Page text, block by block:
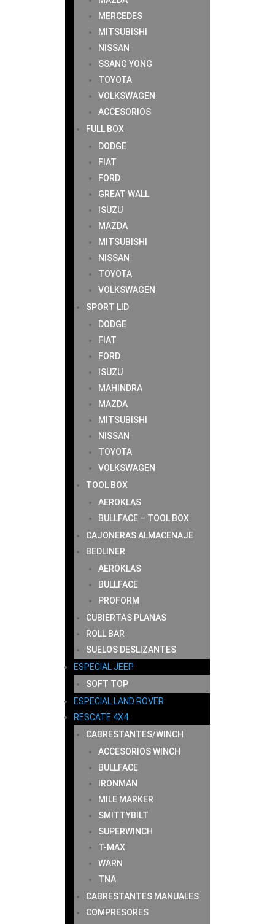
MERCEDES
MITSUBISHI
NISSAN
SSANG YONG
TOYOTA
VOLKSWAGEN
ACCESORIOS
FULL BOX
DODGE
FIAT
FORD
GREAT WALL
ISUZU
MAZDA
MITSUBISHI
NISSAN
TOYOTA
VOLKSWAGEN
SPORT LID
DODGE
FIAT
FORD
ISUZU
MAHINDRA
MAZDA
MITSUBISHI
NISSAN
TOYOTA
VOLKSWAGEN
TOOL BOX
AEROKLAS
BULLFACE – TOOL BOX
CAJONERAS ALMACENAJE
BEDLINER
AEROKLAS
BULLFACE
PROFORM
CUBIERTAS PLANAS
ROLL BAR
SUELOS DESLIZANTES
ESPECIAL JEEP
SOFT TOP
ESPECIAL LAND ROVER
RESCATE 4X4
CABRESTANTES/WINCH
ACCESORIOS WINCH
BULLFACE
IRONMAN
MILE MARKER
SMITTYBILT
SUPERWINCH
T-MAX
WARN
TNA
CABRESTANTES MANUALES
COMPRESORES